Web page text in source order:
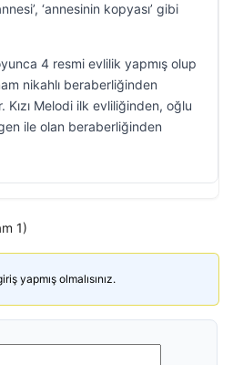
‘annesinin kopyası’ gibi
4 resmi evlilik yapmış olup
nikahlı beraberliğinden
Melodi ilk evliliğinden, oğlu
ile olan beraberliğinden
1)
yapmış olmalısınız.